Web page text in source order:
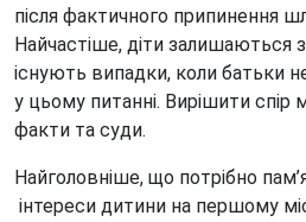
після фактичного припинення
Найчастіше, діти залишаються
існують випадки, коли батьки
у цьому питанні. Вирішити
факти та суди.
Найголовніше, що потрібно
інтереси дитини на першому